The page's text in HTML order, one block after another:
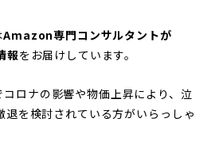
Amazon専門コンサルタントが
報をお届けしています。
ロナの影響や物価上昇により、泣
を検討されている方がいらっしゃ